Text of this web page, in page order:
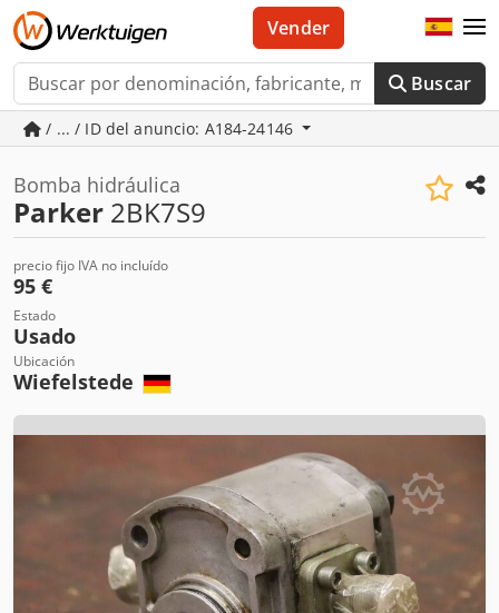
Buscar
Vender
/ ... / ID del anuncio: A184-24146
Bomba hidráulica
Parker 2BK7S9
precio fijo IVA no incluído
95 €
Estado
Usado
Ubicación
Wiefelstede